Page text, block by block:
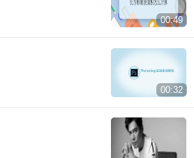
00:49
00:32